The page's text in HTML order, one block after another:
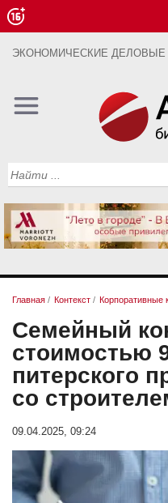
ЭКОНОМИЧЕСКИЕ ДЕЛОВЫЕ
Главная / Контекст / Корпоративные
Семейный
стоимостью
питерского
со
09.04.2025, 09:24